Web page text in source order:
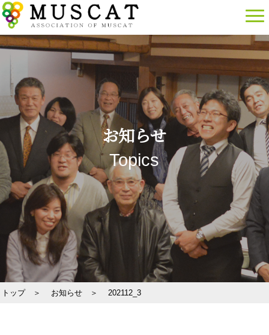
お知らせ
Topics
トップ ＞ お知らせ ＞ 202112_3